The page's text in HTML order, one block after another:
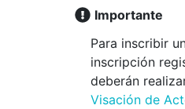
Importante
Para inscribir
inscripción
deberán
Visación de